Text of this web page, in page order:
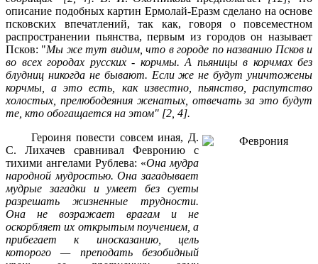
описание подобных картин Ермолай-Еразм сделано на основе
псковских впечатлений, так как, говоря о повсеместном
распространении пьянства, первым из городов он называет
Псков: "Мы же тут видим, что в городе по названию Псков и
во всех городах русских - корчмы. А пьяницы в корчмах без
блудниц никогда не бывают. Если же не будут уничтожены
корчмы, а это есть, как известно, пьянство, распутство
холостых, прелюбодеяния женатых, отвечать за это будут
те, кто обогащается на этом" [2, 4].
Героиня повести совсем иная, Д.
С. Лихачев сравнивал Февронию с
тихими ангелами Рублева: «Она мудра
народной мудростью. Она загадывает
мудрые загадки и умеет без суеты
разрешать жизненные трудности.
Она не возражает врагам и не
оскорбляет их открытым поучением, а
прибегает к иносказанию, цель
которого — преподать безобидный